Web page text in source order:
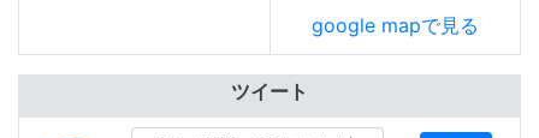
google mapで見る
ツイート